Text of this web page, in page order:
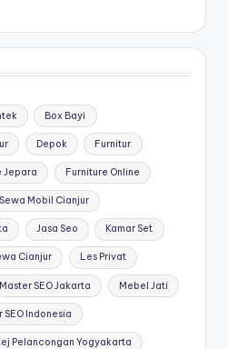
Box Bayi
Depok Furnitur
Jepara Furniture Online
Mobil Cianjur
Jasa Seo Kamar Set
Cianjur Les Privat
Master SEO Jakarta Mebel Jati
SEO Indonesia
Pelancongan Yogyakarta